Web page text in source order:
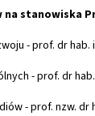
na stanowiska
- prof. dr hab.
- prof. dr
- prof. nzw. dr